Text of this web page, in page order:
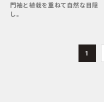
門袖と植栽を重ねて自然な目隠
し。
1